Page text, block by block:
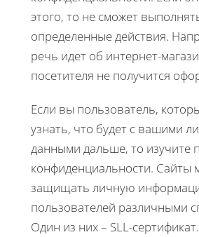
этого, то не сможет
определенные действия.
речь идет об интернет-
посетителя не получится
Если вы пользователь,
узнать, что будет с вашими
данными дальше, то изучите
конфиденциальности. Сайты
защищать личную
пользователей различными
Один из них – SLL-